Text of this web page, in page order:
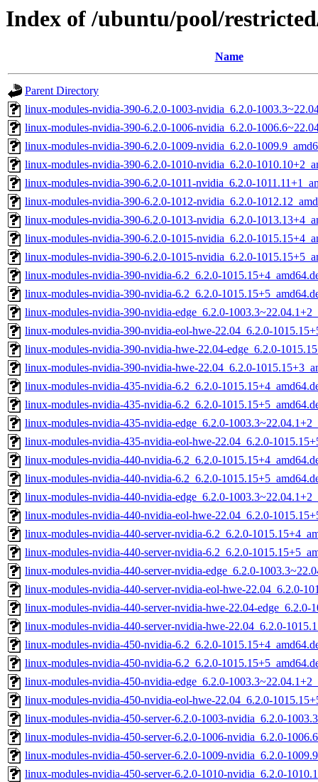
Index of /ubuntu/pool/
Name
Parent Directory
linux-modules-nvidia-390-6.2.0-1003-nvidia_6.2.0-
linux-modules-nvidia-390-6.2.0-1006-nvidia_6.2.0-
linux-modules-nvidia-390-6.2.0-1009-nvidia_6.2.0-
linux-modules-nvidia-390-6.2.0-1010-nvidia_6.2.0-
linux-modules-nvidia-390-6.2.0-1011-nvidia_6.2.0-
linux-modules-nvidia-390-6.2.0-1012-nvidia_6.2.0-
linux-modules-nvidia-390-6.2.0-1013-nvidia_6.2.0-
linux-modules-nvidia-390-6.2.0-1015-nvidia_6.2.0-
linux-modules-nvidia-390-6.2.0-1015-nvidia_6.2.0-
linux-modules-nvidia-390-nvidia-6.2_6.2.0-
linux-modules-nvidia-390-nvidia-6.2_6.2.0-
linux-modules-nvidia-390-nvidia-edge_6.2.0-
linux-modules-nvidia-390-nvidia-eol-hwe-22.04_6.2.0-
linux-modules-nvidia-390-nvidia-hwe-22.04-edge_6.2.0-
linux-modules-nvidia-390-nvidia-hwe-22.04_6.2.0-
linux-modules-nvidia-435-nvidia-6.2_6.2.0-
linux-modules-nvidia-435-nvidia-6.2_6.2.0-
linux-modules-nvidia-435-nvidia-edge_6.2.0-
linux-modules-nvidia-435-nvidia-eol-hwe-22.04_6.2.0-
linux-modules-nvidia-440-nvidia-6.2_6.2.0-
linux-modules-nvidia-440-nvidia-6.2_6.2.0-
linux-modules-nvidia-440-nvidia-edge_6.2.0-
linux-modules-nvidia-440-nvidia-eol-hwe-22.04_6.2.0-
linux-modules-nvidia-440-server-nvidia-6.2_6.2.0-
linux-modules-nvidia-440-server-nvidia-6.2_6.2.0-
linux-modules-nvidia-440-server-nvidia-edge_6.2.0-
linux-modules-nvidia-440-server-nvidia-eol-hwe-22.04_6.2.0-
linux-modules-nvidia-440-server-nvidia-hwe-22.04-edge_6.2.0-
linux-modules-nvidia-440-server-nvidia-hwe-22.04_6.2.0-
linux-modules-nvidia-450-nvidia-6.2_6.2.0-
linux-modules-nvidia-450-nvidia-6.2_6.2.0-
linux-modules-nvidia-450-nvidia-edge_6.2.0-
linux-modules-nvidia-450-nvidia-eol-hwe-22.04_6.2.0-
linux-modules-nvidia-450-server-6.2.0-1003-nvidia_6.2.0-
linux-modules-nvidia-450-server-6.2.0-1006-nvidia_6.2.0-
linux-modules-nvidia-450-server-6.2.0-1009-nvidia_6.2.0-
linux-modules-nvidia-450-server-6.2.0-1010-nvidia_6.2.0-